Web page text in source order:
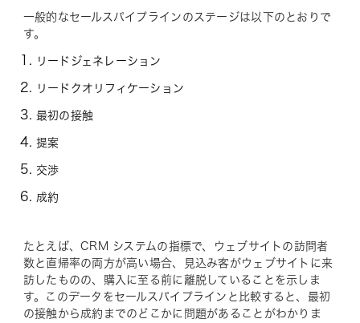
一般的なセールスパイプラインのステージは以下のとおりで
す。
リードジェネレーション
リードクオリフィケーション
最初の接触
提案
交渉
成約
たとえば、CRM システムの指標で、ウェブサイトの訪問者
数と直帰率の両方が高い場合、見込み客がウェブサイトに来
訪したものの、購入に至る前に離脱していることを示しま
す。このデータをセールスパイプラインと比較すると、最初
の接触から成約までのどこかに問題があることがわかりま